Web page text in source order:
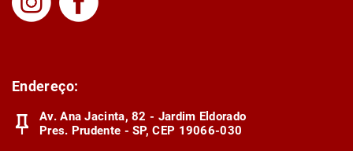
Endereço:
Av. Ana Jacinta, 82 - Jardim Eldorado
Pres. Prudente - SP, CEP 19066-030